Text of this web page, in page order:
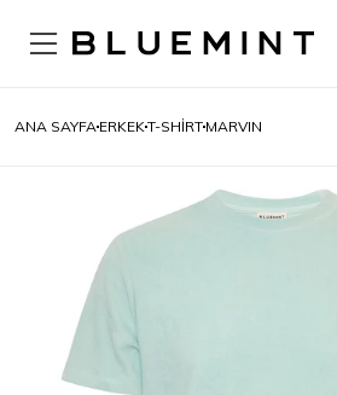
ANA SAYFA ERKEKT-SHIRT MARVIN